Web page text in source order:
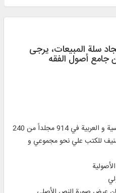
سلة المبيعات، يرجی
جامع أصول الفقه
• نص ۴۱۰ عنوان كتاب باللغتين الفارسية و العربية في 914 مجلداً من 240
للكتب علي نحو مجموعي و